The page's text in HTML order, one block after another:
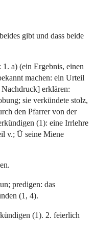
gibt und dass beide
a) (ein Ergebnis, einen
machen: ein Urteil
erklären:
sie verkündete stolz,
den Pfarrer von der
(1): eine Irrlehre
v.; Ü seine Miene
predigen: das
(1, 4).
(1). 2. feierlich